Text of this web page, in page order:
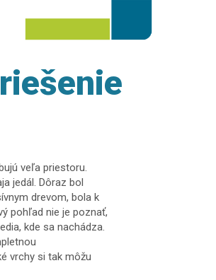
veľa priestoru.
jedál. Dôraz bol
drevom, bola k
pohľad nie je poznať,
kde sa nachádza.
vrchy si tak môžu